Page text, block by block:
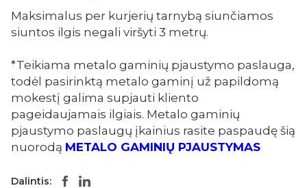
Maksimalus per kurjerių tarnybą siunčiamos
siuntos ilgis negali viršyti 3 metrų.
*Teikiama metalo gaminių pjaustymo paslauga,
todėl pasirinktą metalo gaminį už papildomą
mokestį galima supjauti kliento
pageidaujamais ilgiais. Metalo gaminių
pjaustymo paslaugų įkainius rasite paspaudę šią
nuorodą METALO GAMINIŲ PJAUSTYMAS
Dalintis: